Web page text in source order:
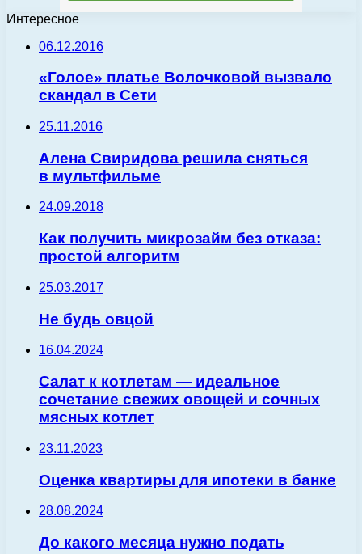
Интересное
06.12.2016
«Голое» платье Волочковой вызвало
скандал в Сети
25.11.2016
Алена Свиридова решила сняться
в мультфильме
24.09.2018
Как получить микрозайм без отказа:
простой алгоритм
25.03.2017
Не будь овцой
16.04.2024
Салат к котлетам — идеальное
сочетание свежих овощей и сочных
мясных котлет
23.11.2023
Оценка квартиры для ипотеки в банке
28.08.2024
До какого месяца нужно подать